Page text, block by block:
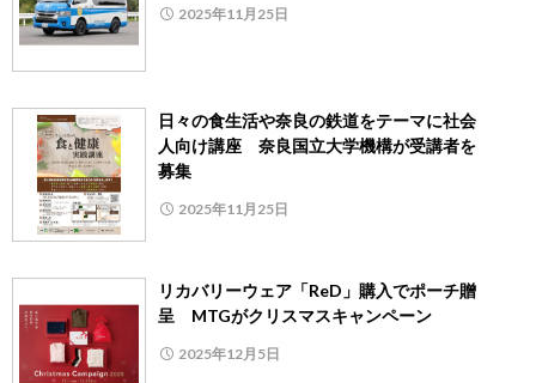
2025年11月25日
日々の食生活や奈良の鉄道をテーマに社会
人向け講座 奈良国立大学機構が受講者を
募集
2025年11月25日
リカバリーウェア「ReD」購⼊でポーチ贈
呈 MTGがクリスマスキャンペーン
2025年12月5日